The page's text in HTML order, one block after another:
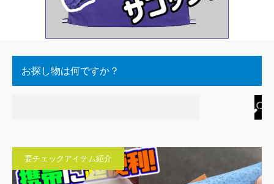
お探し物は何ですか？
要チェックアイテム紹介